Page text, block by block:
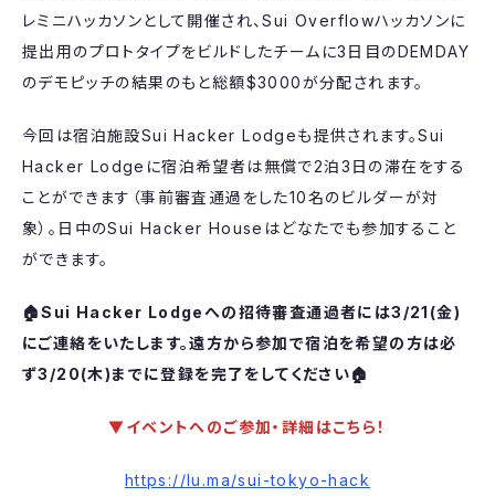
レミニハッカソンとして開催され、Sui Overflowハッカソンに
提出用のプロトタイプをビルドしたチームに3日目のDEMDAY
のデモピッチの結果のもと総額$3000が分配されます。
​今回は宿泊施設Sui Hacker Lodgeも提供されます。Sui
Hacker Lodgeに宿泊希望者は無償で2泊3日の滞在をする
ことができます（事前審査通過をした10名のビルダーが対
象）。日中のSui Hacker Houseはどなたでも参加すること
ができます。
🏠Sui Hacker Lodgeへの招待審査通過者には3/21(金)
にご連絡をいたします。遠方から参加で宿泊を希望の方は必
ず3/20(木)までに登録を完了をしてください🏠
▼イベントへのご参加・詳細はこちら！
https://lu.ma/sui-tokyo-hack